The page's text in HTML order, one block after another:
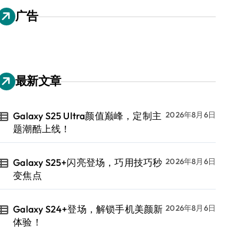
广告
最新文章
Galaxy S25 Ultra颜值巅峰，定制主
题潮酷上线！
2026年8月6日
Galaxy S25+闪亮登场，巧用技巧秒
变焦点
2026年8月6日
Galaxy S24+登场，解锁手机美颜新
体验！
2026年8月6日